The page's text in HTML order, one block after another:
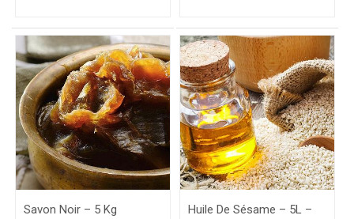
Savon Noir – 5 Kg
Huile De Sésame – 5L –